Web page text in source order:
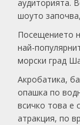
аудиторията.
шоуто
Посещението
най-
морски град
Акробатика,
опашка по
всичко това е
атракция, по